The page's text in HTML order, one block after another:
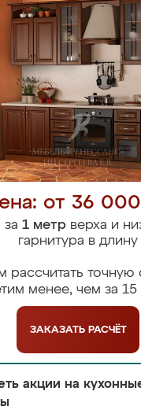
от 36
за 1 метрверха и
гарнитура в длину
точную
менее, чем за 15
ЗАКАЗАТЬ РАСЧЁТ
акции на